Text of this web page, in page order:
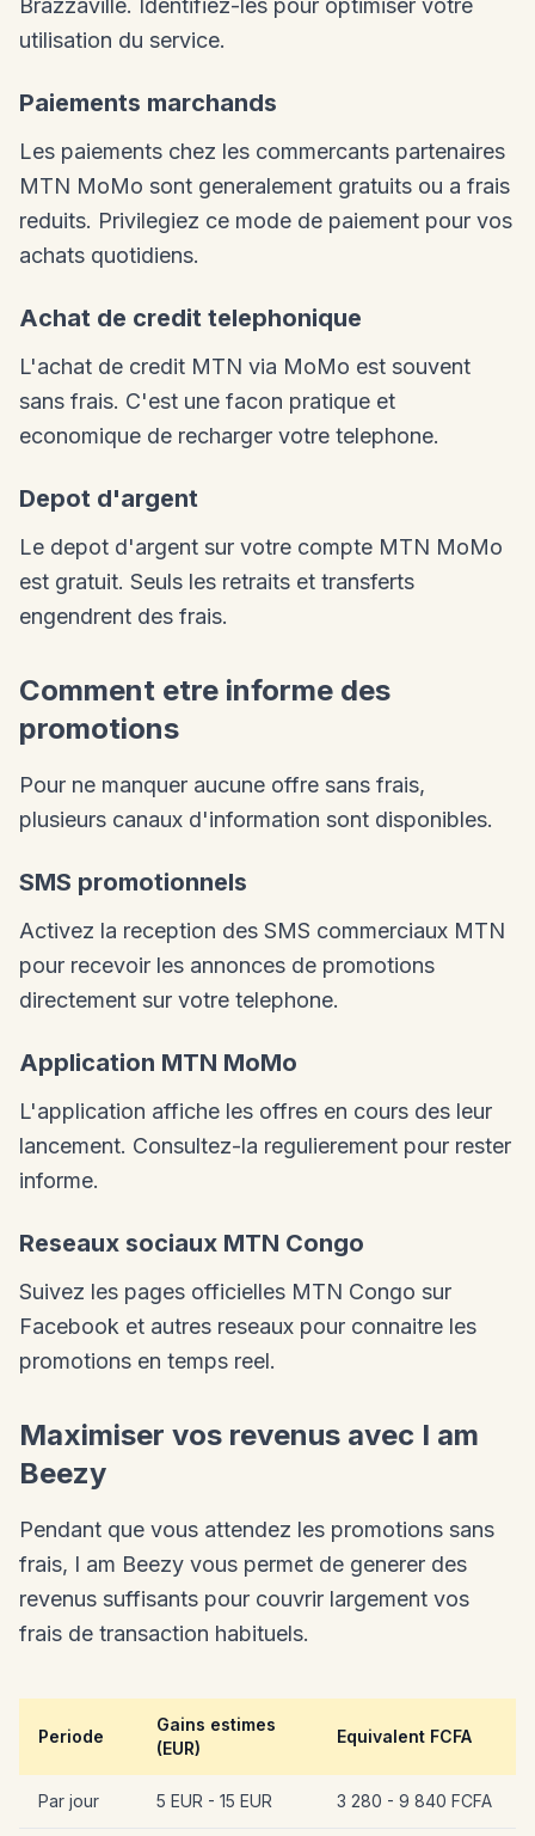
Brazzaville. Identifiez-les pour optimiser votre
utilisation du service.
Paiements marchands
Les paiements chez les commercants partenaires
MTN MoMo sont generalement gratuits ou a frais
reduits. Privilegiez ce mode de paiement pour vos
achats quotidiens.
Achat de credit telephonique
L'achat de credit MTN via MoMo est souvent
sans frais. C'est une facon pratique et
economique de recharger votre telephone.
Depot d'argent
Le depot d'argent sur votre compte MTN MoMo
est gratuit. Seuls les retraits et transferts
engendrent des frais.
Comment etre informe des
promotions
Pour ne manquer aucune offre sans frais,
plusieurs canaux d'information sont disponibles.
SMS promotionnels
Activez la reception des SMS commerciaux MTN
pour recevoir les annonces de promotions
directement sur votre telephone.
Application MTN MoMo
L'application affiche les offres en cours des leur
lancement. Consultez-la regulierement pour rester
informe.
Reseaux sociaux MTN Congo
Suivez les pages officielles MTN Congo sur
Facebook et autres reseaux pour connaitre les
promotions en temps reel.
Maximiser vos revenus avec I am
Beezy
Pendant que vous attendez les promotions sans
frais, I am Beezy vous permet de generer des
revenus suffisants pour couvrir largement vos
frais de transaction habituels.
Periode
Gains estimes
(EUR)
Equivalent FCFA
Par jour 5 EUR - 15 EUR 3 280 - 9 840 FCFA